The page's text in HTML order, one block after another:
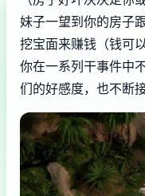
妹子一望到你的房子
挖宝面来赚钱（钱可
你在一系列干事件中
们的好感度，也不断